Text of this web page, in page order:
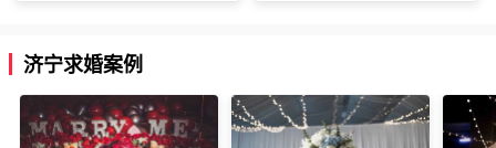
济宁求婚案例